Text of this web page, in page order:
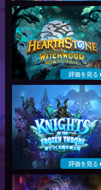
評価を見る
評価を見る